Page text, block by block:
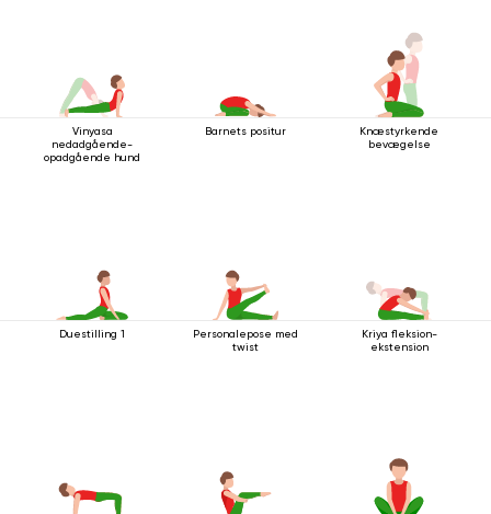
Vinyasa
nedadgående-
opadgående hund
Barnets positur
Knæstyrkende
bevægelse
Duestilling 1
Personalepose med
twist
Kriya fleksion-
ekstension